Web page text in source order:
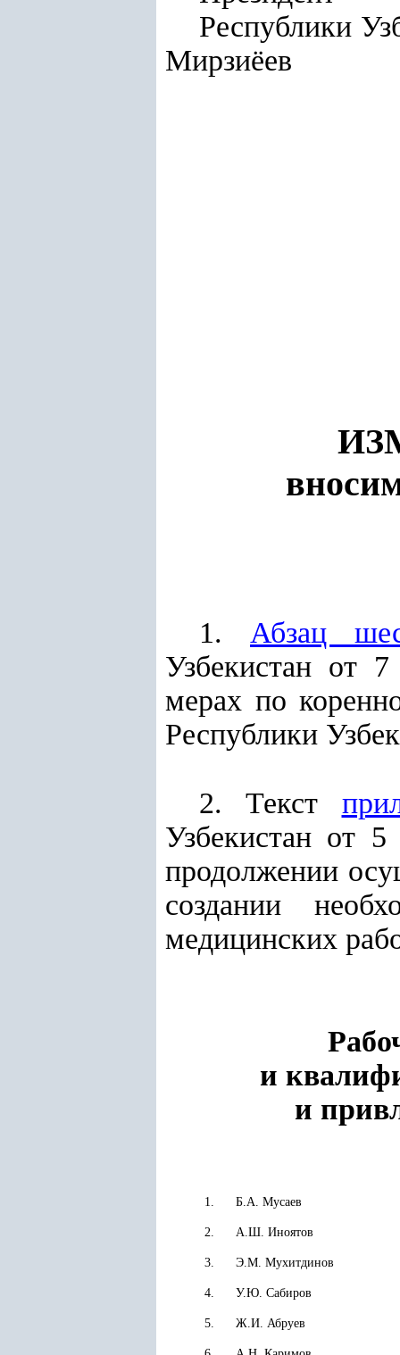
Мирзиёев
1. Абзац
Узбекистан от
мерах по
Республики
2. Текст
Узбекистан от
продолжении
создании
медицинских
и
и
1. Б.А. Мусаев
2. А.Ш. Иноятов
3. Э.М. Мухитдинов
4. У.Ю. Сабиров
5. Ж.И. Абруев